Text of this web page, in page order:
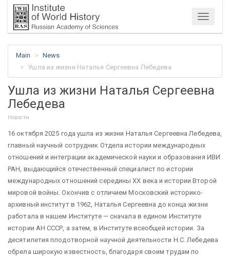
Menu
Main
News
Ушла из жизни Наталья Сергеевна Лебедева
Ушла из жизни Наталья Сергеевна
Лебедева
Новости
16 октября 2025 года ушла из жизни Наталья Сергеевна Лебедева,
главный научный сотрудник Отдела истории международных
отношений и интеграции академической науки и образования ИВИ
РАН, выдающийся отечественный специалист по истории
международных отношений середины ХХ века и истории Второй
мировой войны. Окончив с отличием Московский историко-
архивный институт в 1962, Наталья Сергеевна до конца жизни
работала в нашем Институте — сначала в едином Институте
истории АН СССР, а затем, в Институте всеобщей истории. За
десятилетия плодотворной научной деятельности Н.С. Лебедева
обрела широкую известность, благодаря своим трудам по